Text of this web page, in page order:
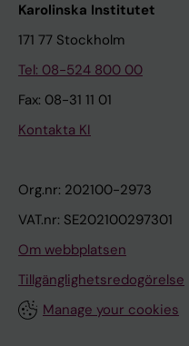
Karolinska Institutet
171 77 Stockholm
Tel: 08-524 800 00
Fax: 08-31 11 01
Kontakta KI
Org.nr: 202100-2973
VAT.nr: SE202100297301
Om webbplatsen
Tillgänglighetsredogörelse
Manage your cookies